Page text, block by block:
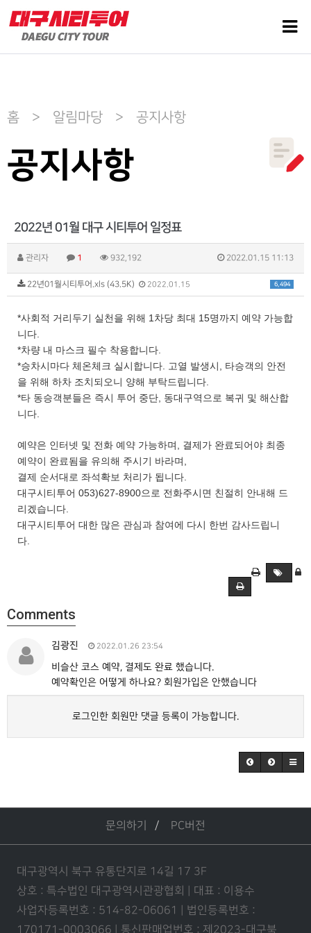
홈 > 알림마당 > 공지사항
공지사항
2022년 01월 대구 시티투어 일정표
관리자 1 932,192 2022.01.15 11:13
6,494
22년01월시티투어.xls (43.5K) 2022.01.15
*사회적 거리두기 실천을 위해 1차당 최대 15명까지 예약 가능합
니다.
*차량 내 마스크 필수 착용합니다.
*승차시마다 체온체크 실시합니다. 고열 발생시, 타승객의 안전
을 위해 하차 조치되오니 양해 부탁드립니다.
*타 동승객분들은 즉시 투어 중단, 동대구역으로 복귀 및 해산합
니다.
예약은 인터넷 및 전화 예약 가능하며, 결제가 완료되어야 최종
예약이 완료됨을 유의해 주시기 바라며,
결제 순서대로 좌석확보 처리가 됩니다.
대구시티투어 053)627-8900으로 전화주시면 친절히 안내해 드
리겠습니다.
대구시티투어 대한 많은 관심과 참여에 다시 한번 감사드립니
다.
Comments
김광진 2022.01.26 23:54
비슬산 코스 예약, 결제도 완료 했습니다.
예약확인은 어떻게 하나요? 회원가입은 안했습니다
로그인한 회원만 댓글 등록이 가능합니다.
문의하기 PC버전
대구광역시 북구 유통단지로 14길 17 3F
상호 : 특수법인 대구광역시관광협회 | 대표 : 이용수
사업자등록번호 : 514-82-06061 | 법인등록번호 :
170171-0003066 | 통신판매업번호 : 제2023-대구북